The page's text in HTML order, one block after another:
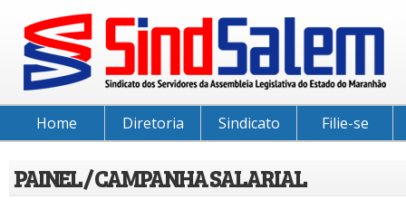
Home Diretoria Sindicato Filie-se
PAINEL / CAMPANHA SALARIAL